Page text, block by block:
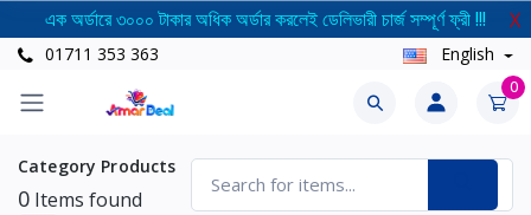
এক অর্ডারে ৩০০০ টাকার অধিক অর্ডার করলেই ডেলিভারী চার্জ সম্পূর্ণ ফ্রী !!! X
01711 353 363 English
0
Category Products
0 Items found